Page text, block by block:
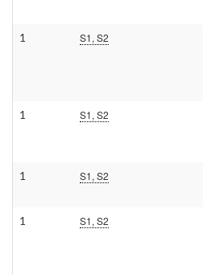
1 S1, S2
1 S1, S2
1 S1, S2
1 S1, S2